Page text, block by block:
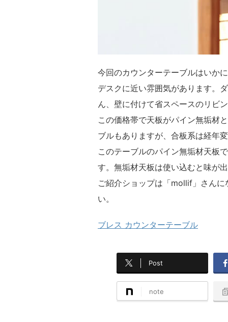
今回のカウンターテーブルはいか
デスクに近い雰囲気があります。
ん、壁に付けて省スペースのリビ
この価格帯で天板がパイン無垢材
ブルもありますが、合板系は経年
このテーブルのパイン無垢材天板
す。無垢材天板は使い込むと味が
ご紹介ショップは「mollif」さん
い。
ブレス カウンターテーブル
Post
note